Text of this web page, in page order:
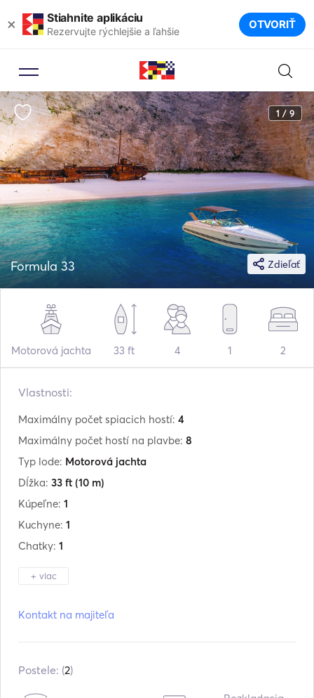
× Stiahnite aplikáciu
Rezervujte rýchlejšie a ľahšie OTVORIŤ
1 / 9
Zdieľať
Formula 33
Motorová jachta 33 ft 4 1 2
Vlastnosti:
Maximálny počet spiacich hostí: 4
Maximálny počet hostí na plavbe: 8
Typ lode: Motorová jachta
Dĺžka: 33 ft (10 m)
Kúpeľne: 1
Kuchyne: 1
Chatky: 1
+ viac
Motory: 2 x 260hp
Kontakt na majiteľa
Postele: (2)